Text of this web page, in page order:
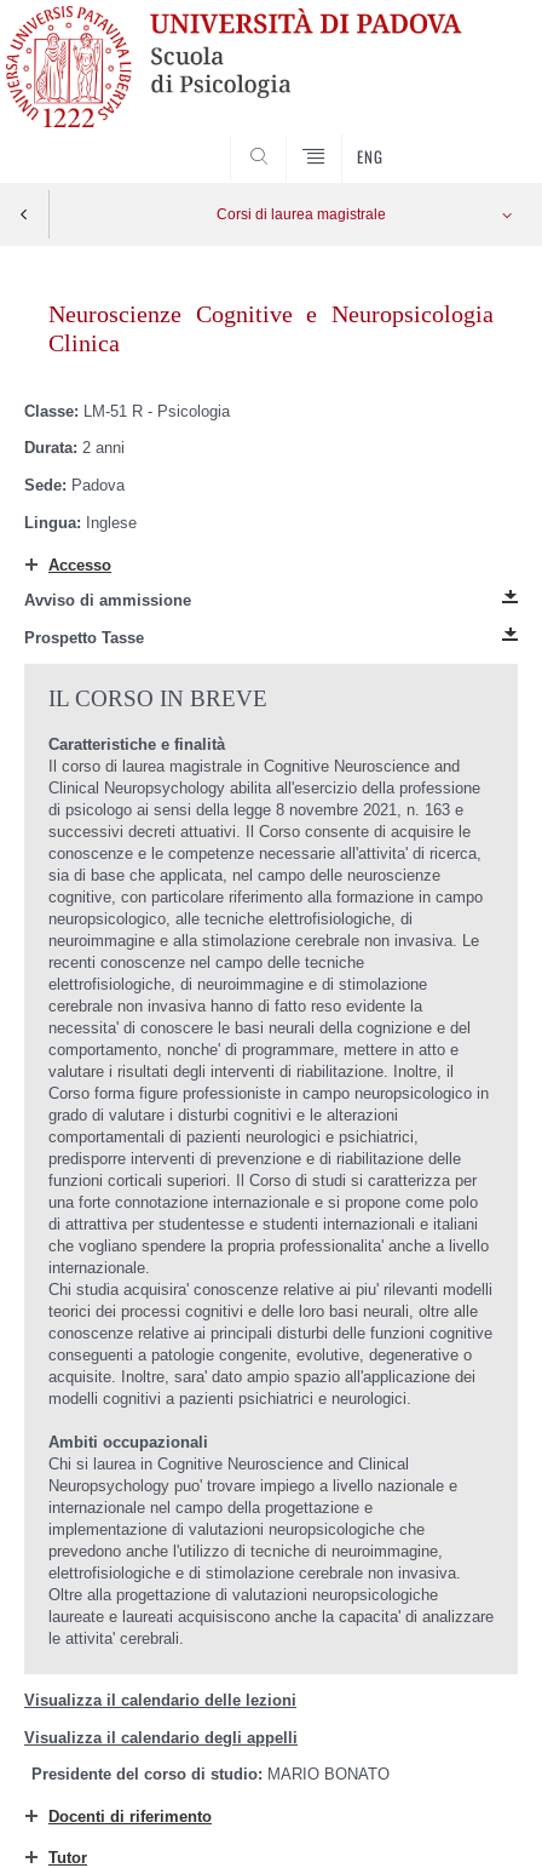
ENG
Corsi di laurea magistrale
Neuroscienze Cognitive e Neuropsicologia
Clinica
Classe: LM-51 R - Psicologia
Durata: 2 anni
Sede: Padova
Lingua: Inglese
Accesso
Avviso di ammissione
Prospetto Tasse
IL CORSO IN BREVE
Caratteristiche e finalità
Il corso di laurea magistrale in Cognitive Neuroscience and
Clinical Neuropsychology abilita all'esercizio della professione
di psicologo ai sensi della legge 8 novembre 2021, n. 163 e
successivi decreti attuativi. Il Corso consente di acquisire le
conoscenze e le competenze necessarie all'attivita' di ricerca,
sia di base che applicata, nel campo delle neuroscienze
cognitive, con particolare riferimento alla formazione in campo
neuropsicologico, alle tecniche elettrofisiologiche, di
neuroimmagine e alla stimolazione cerebrale non invasiva. Le
recenti conoscenze nel campo delle tecniche
elettrofisiologiche, di neuroimmagine e di stimolazione
cerebrale non invasiva hanno di fatto reso evidente la
necessita' di conoscere le basi neurali della cognizione e del
comportamento, nonche' di programmare, mettere in atto e
valutare i risultati degli interventi di riabilitazione. Inoltre, il
Corso forma figure professioniste in campo neuropsicologico in
grado di valutare i disturbi cognitivi e le alterazioni
comportamentali di pazienti neurologici e psichiatrici,
predisporre interventi di prevenzione e di riabilitazione delle
funzioni corticali superiori. Il Corso di studi si caratterizza per
una forte connotazione internazionale e si propone come polo
di attrattiva per studentesse e studenti internazionali e italiani
che vogliano spendere la propria professionalita' anche a livello
internazionale.
Chi studia acquisira' conoscenze relative ai piu' rilevanti modelli
teorici dei processi cognitivi e delle loro basi neurali, oltre alle
conoscenze relative ai principali disturbi delle funzioni cognitive
conseguenti a patologie congenite, evolutive, degenerative o
acquisite. Inoltre, sara' dato ampio spazio all'applicazione dei
modelli cognitivi a pazienti psichiatrici e neurologici.
Ambiti occupazionali
Chi si laurea in Cognitive Neuroscience and Clinical
Neuropsychology puo' trovare impiego a livello nazionale e
internazionale nel campo della progettazione e
implementazione di valutazioni neuropsicologiche che
prevedono anche l'utilizzo di tecniche di neuroimmagine,
elettrofisiologiche e di stimolazione cerebrale non invasiva.
Oltre alla progettazione di valutazioni neuropsicologiche
laureate e laureati acquisiscono anche la capacita' di analizzare
le attivita' cerebrali.
Visualizza il calendario delle lezioni
Visualizza il calendario degli appelli
Presidente del corso di studio: MARIO BONATO
Docenti di riferimento
Tutor